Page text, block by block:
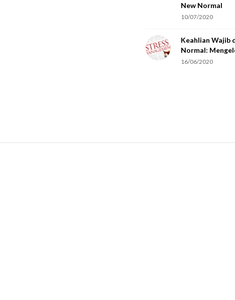
New Normal
10/07/2020
Keahlian Wajib
Normal:
16/06/2020